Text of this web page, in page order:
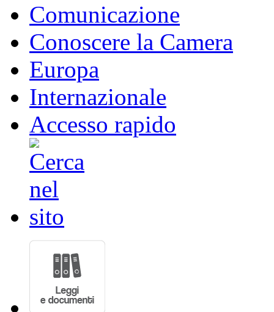
Comunicazione
Conoscere la Camera
Europa
Internazionale
Accesso rapido